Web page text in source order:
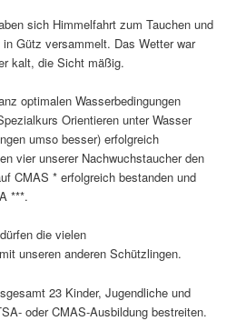
sich Himmelfahrt zum Tauchen und
Gütz versammelt. Das Wetter war
kalt, die Sicht mäßig.
optimalen Wasserbedingungen
Orientieren unter Wasser
umso besser) erfolgreich
vier unserer Nachwuchstaucher den
CMAS * erfolgreich bestanden und
***.
die vielen
unseren anderen Schützlingen.
23 Kinder, Jugendliche und
oder CMAS-Ausbildung bestreiten.